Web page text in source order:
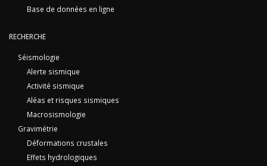
Base de données en ligne
RECHERCHE
Séismologie
Alerte sismique
Activité sismique
Aléas et risques sismiques
Macrosismologie
Gravimétrie
Déformations crustales
Effets hydrologiques